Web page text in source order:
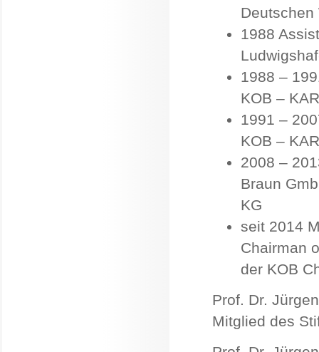
Deutschen
1988
1988 –
KOB –
1991 –
KOB –
2008 –
Braun
KG
seit 2014
Chairman
der KOB
Prof. Dr.
Mitglied des